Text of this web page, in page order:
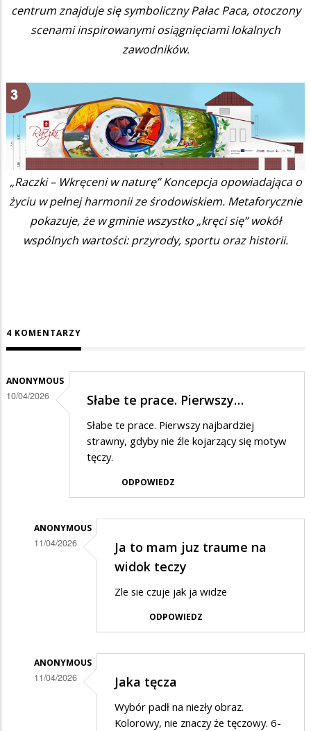
centrum znajduje się symboliczny Pałac Paca, otoczony
scenami inspirowanymi osiągnięciami lokalnych
zawodników.
„Raczki – Wkręceni w naturę” Koncepcja opowiadająca o
życiu w pełnej harmonii ze środowiskiem. Metaforycznie
pokazuje, że w gminie wszystko „kręci się” wokół
wspólnych wartości: przyrody, sportu oraz historii.
4 KOMENTARZY
ANONYMOUS
10/04/2026 Słabe te prace. Pierwszy…
Słabe te prace. Pierwszy najbardziej
strawny, gdyby nie źle kojarzący się motyw
tęczy.
ODPOWIEDZ
ANONYMOUS
11/04/2026
na
Słabe
Ja to mam juz traume na
widok teczy
Zle sie czuje jak ja widze
ODPOWIEDZ
ANONYMOUS
11/04/2026 Jaka tęcza
Wybór padł na niezły obraz.
Kolorowy, nie znaczy że tęczowy. 6-